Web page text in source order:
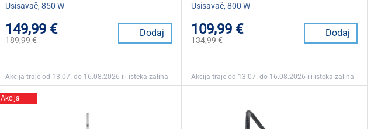
Usisavač, 850 W
149,99 €
189,99 €
Dodaj
Akcija traje od 13.07. do 16.08.2026 ili isteka zaliha
Usisavač, 800 W
109,99 €
134,99 €
Dodaj
Akcija traje od 13.07. do 16.08.2026 ili isteka zaliha
Akcija